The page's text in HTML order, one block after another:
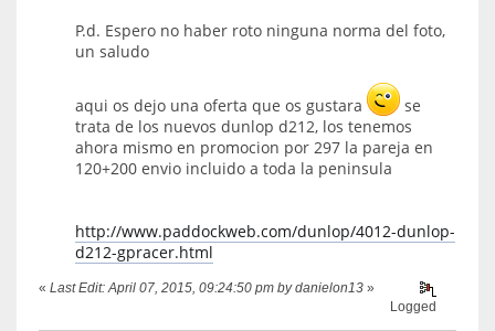
P.d. Espero no haber roto ninguna norma del foto,
un saludo
aqui os dejo una oferta que os gustara
se
trata de los nuevos dunlop d212, los tenemos
ahora mismo en promocion por 297 la pareja en
120+200 envio incluido a toda la peninsula
http://www.paddockweb.com/dunlop/4012-dunlop-
d212-gpracer.html
« Last Edit: April 07, 2015, 09:24:50 pm by danielon13 »
Logged